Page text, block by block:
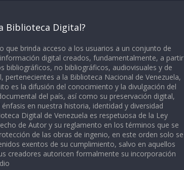
Biblioteca Digital?
que brinda acceso a los usuarios a un conjunto de
digital creados, fundamentalmente, a partir
bibliográficos, no bibliográficos, audiovisuales y de
pertenecientes a la Biblioteca Nacional de Venezuela,
es la difusión del conocimiento y la divulgación del
del país, así como su preservación digital,
énfasis en nuestra historia, identidad y diversidad
Digital de Venezuela es respetuosa de la Ley
de Autor y su reglamento en los términos que se
de las obras de ingenio, en este orden solo se
exentos de su cumplimiento, salvo en aquellos
creadores autoricen formalmente su incorporación